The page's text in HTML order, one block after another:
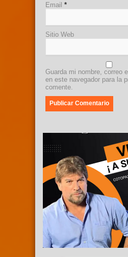
Email *
Sitio Web
Guarda mi nombre, correo
en este navegador para la
comente.